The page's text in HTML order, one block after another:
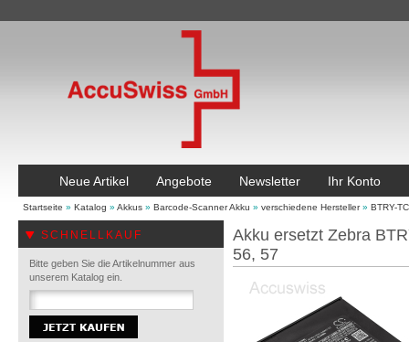
Neue Artikel Angebote Newsletter Ihr Konto
Startseite » Katalog » Akkus » Barcode-Scanner Akku » verschiedene Hersteller» BTRY-
SCHNELLKAUF
Bitte geben Sie die Artikelnummer aus
unserem Katalog ein.
Akku ersetzt Zebra
56, 57